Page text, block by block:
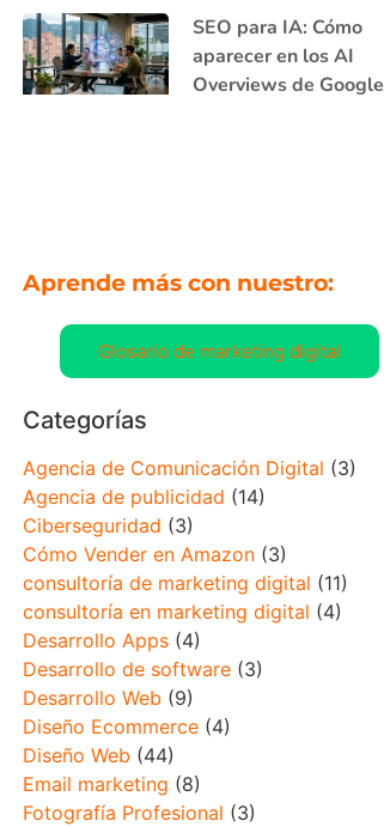
SEO para IA: Cómo
aparecer en los AI
Overviews de Google
Aprende más con nuestro:
Glosario de marketing digital
Categorías
Agencia de Comunicación Digital (3)
Agencia de publicidad (14)
Ciberseguridad (3)
Cómo Vender en Amazon(3)
consultoría de marketing digital (11)
consultoría en marketing digital (4)
Desarrollo Apps(4)
Desarrollo de software(3)
Desarrollo Web (9)
Diseño Ecommerce(4)
Diseño Web (44)
Email marketing (8)
Fotografía Profesional (3)